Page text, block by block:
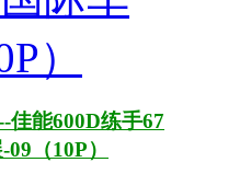
佳能600D练手67
（10P）